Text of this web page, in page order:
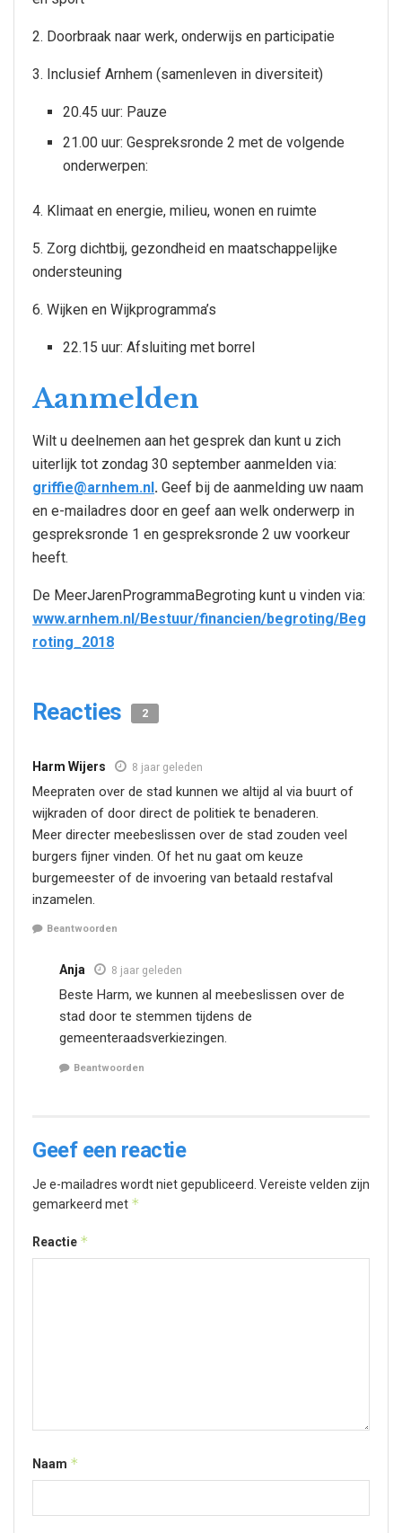
2. Doorbraak naar werk, onderwijs en participatie
3. Inclusief Arnhem (samenleven in diversiteit)
20.45 uur: Pauze
21.00 uur: Gespreksronde 2 met de volgende
onderwerpen:
4. Klimaat en energie, milieu, wonen en ruimte
5. Zorg dichtbij, gezondheid en maatschappelijke
ondersteuning
6. Wijken en Wijkprogramma’s
22.15 uur: Afsluiting met borrel
Aanmelden
Wilt u deelnemen aan het gesprek dan kunt u zich
uiterlijk tot zondag 30 september aanmelden via:
griffie@arnhem.nl. Geef bij de aanmelding uw naam
en e-mailadres door en geef aan welk onderwerp in
gespreksronde 1 en gespreksronde 2 uw voorkeur
heeft.
De MeerJarenProgrammaBegroting kunt u vinden via:
www.arnhem.nl/Bestuur/financien/begroting/Beg
roting_2018
Reacties 2
Harm Wijers 8 jaar geleden
Meepraten over de stad kunnen we altijd al via buurt of
wijkraden of door direct de politiek te benaderen.
Meer directer meebeslissen over de stad zouden veel
burgers fijner vinden. Of het nu gaat om keuze
burgemeester of de invoering van betaald restafval
inzamelen.
Beantwoorden
Anja 8 jaar geleden
Beste Harm, we kunnen al meebeslissen over de
stad door te stemmen tijdens de
gemeenteraadsverkiezingen.
Beantwoorden
Geef een reactie
Je e-mailadres wordt niet gepubliceerd. Vereiste velden zijn
gemarkeerd met *
Reactie *
Naam *